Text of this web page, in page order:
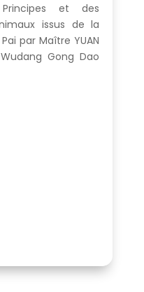
Principes et des
issus de la
par Maître YUAN
Gong Dao